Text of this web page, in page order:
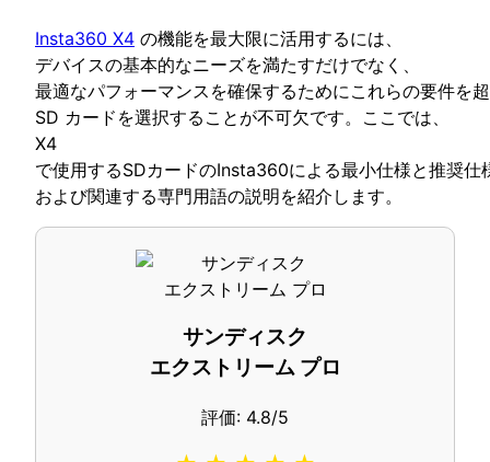
Insta360 X4 の機能を最大限に活用するには、
デバイスの基本的なニーズを満たすだけでなく、
最適なパフォーマンスを確保するためにこれらの要件を
SD カードを選択することが不可欠です。ここでは、
X4
で使用するSDカードのInsta360による最小仕様と推奨仕
および関連する専門用語の説明を紹介します。
サンディスク
エクストリーム プロ
評価: 4.8/5